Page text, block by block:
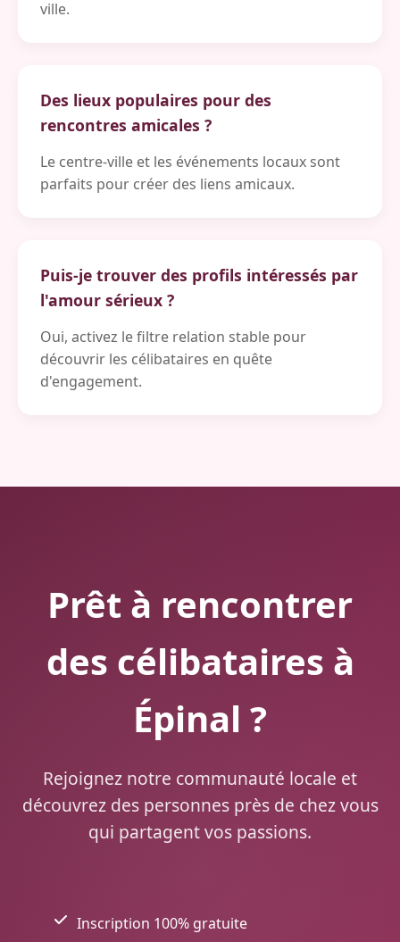
ville.
Des lieux populaires pour des
rencontres amicales ?
Le centre-ville et les événements locaux sont
parfaits pour créer des liens amicaux.
Puis-je trouver des profils intéressés par
l'amour sérieux ?
Oui, activez le filtre relation stable pour
découvrir les célibataires en quête
d'engagement.
Prêt à rencontrer
des célibataires à
Épinal ?
Rejoignez notre communauté locale et
découvrez des personnes près de chez vous
qui partagent vos passions.
Inscription 100% gratuite